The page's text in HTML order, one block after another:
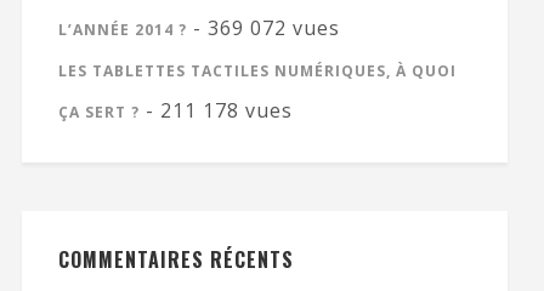
L’ANNÉE 2014 ? - 369 072 vues
LES TABLETTES TACTILES NUMÉRIQUES, À QUOI
ÇA SERT ? - 211 178 vues
COMMENTAIRES RÉCENTS